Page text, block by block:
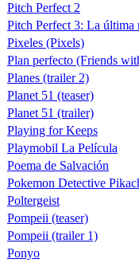
Pitch Perfect 2
Pitch Perfect 3: La última
Pixeles (Pixels)
Plan perfecto (Friends
Planes (trailer 2)
Planet 51 (teaser)
Planet 51 (trailer)
Playing for Keeps
Playmobil La Película
Poema de Salvación
Pokemon Detective
Poltergeist
Pompeii (teaser)
Pompeii (trailer 1)
Ponyo